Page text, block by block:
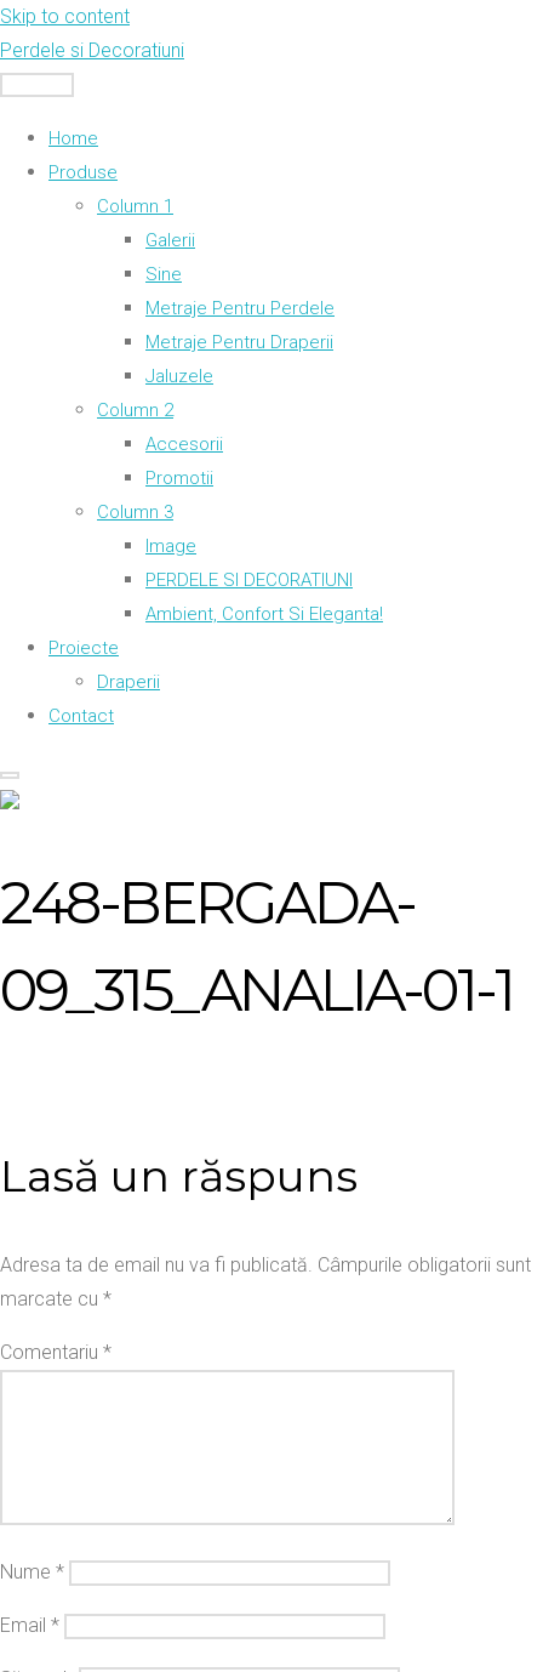
Skip to content
Perdele si Decoratiuni
Home
Produse
Column 1
Galerii
Sine
Metraje Pentru Perdele
Metraje Pentru Draperii
Jaluzele
Column 2
Accesorii
Promotii
Column 3
Image
PERDELE SI DECORATIUNI
Ambient, Confort Si Eleganta!
Proiecte
Draperii
Contact
248-BERGADA-
09_315_ANALIA-01-1
Lasă un răspuns
Adresa ta de email nu va fi publicată. Câmpurile obligatorii sunt
marcate cu *
Comentariu *
Nume *
Email *